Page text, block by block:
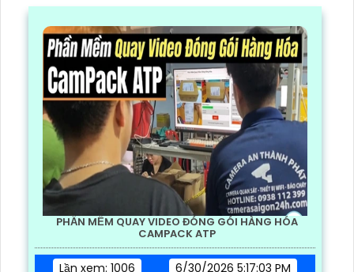
PHẦN MỀM QUAY VIDEO ĐÓNG GÓI HÀNG HÓA
CAMPACK ATP
Lần xem: 1006 6/30/2026 5:17:03 PM